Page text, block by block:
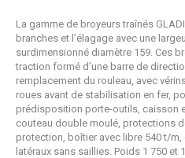
La gamme de broyeurs traînés
branches et l’élagage avec une
surdimensionné diamètre 159. Ces
traction formé d’une barre de
remplacement du rouleau, avec
roues avant de stabilisation en fer,
prédisposition porte-outils, caisson
couteau double moulé, protections
protection, boîtier avec libre 540 t/
latéraux sans saillies. Poids 1 750 et